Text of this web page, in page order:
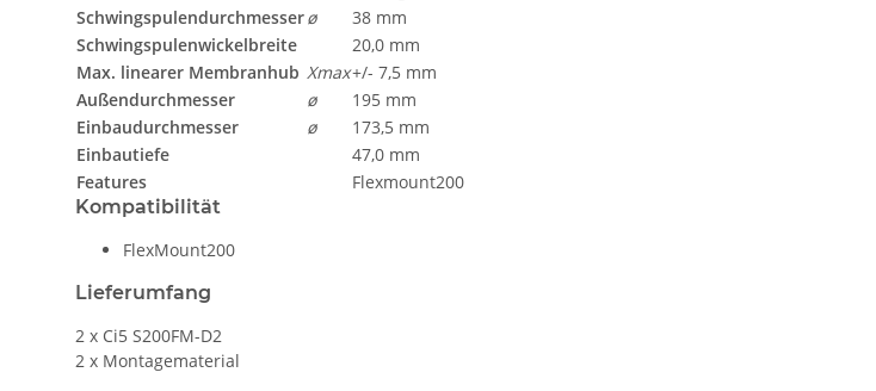
Schwingspulendurchmesserø
38 mm
Schwingspulenwickelbreite
20,0 mm
Max. linearer Membranhub Xmax+/- 7,5 mm
Außendurchmesser
ø
195 mm
Einbaudurchmesser
ø
173,5 mm
Einbautiefe
47,0 mm
Features
Flexmount200
Kompatibilität
FlexMount200
Lieferumfang
2 x Ci5 S200FM-D2
2 x Montagematerial